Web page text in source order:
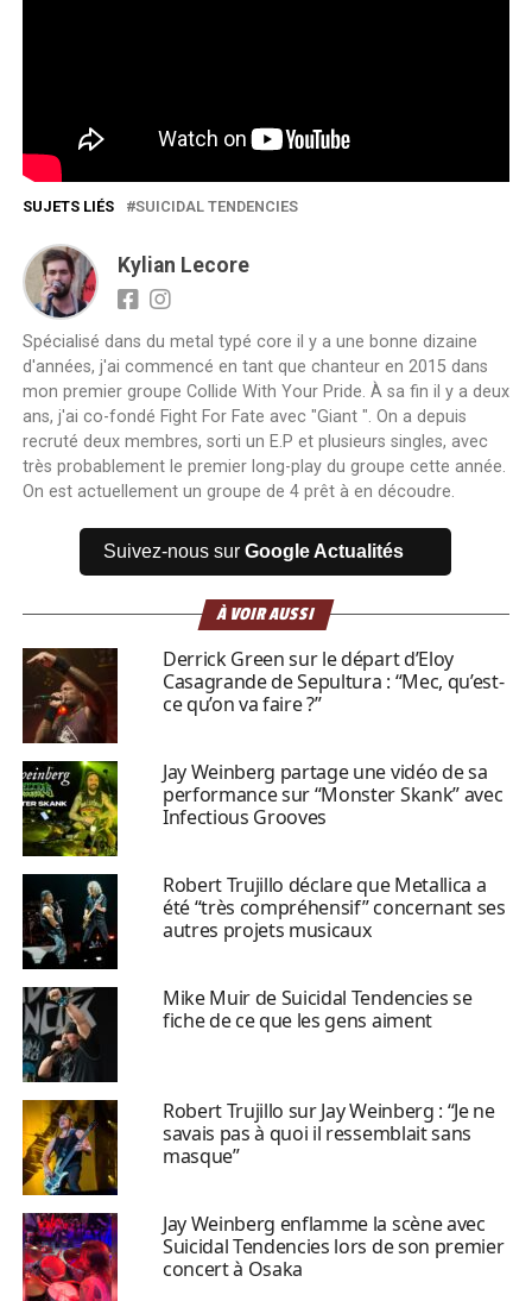
SUJETS LIÉS SUICIDAL TENDENCIES
Kylian Lecore
Spécialisé dans du metal typé core il y a une bonne dizaine
d'années, j'ai commencé en tant que chanteur en 2015 dans
mon premier groupe Collide With Your Pride. À sa fin il y a deux
ans, j'ai co-fondé Fight For Fate avec "Giant ". On a depuis
recruté deux membres, sorti un E.P et plusieurs singles, avec
très probablement le premier long-play du groupe cette année.
On est actuellement un groupe de 4 prêt à en découdre.
Suivez-nous surGoogle Actualités
À VOIR AUSSI
Derrick Green sur le départ d’Eloy
Casagrande de Sepultura : “Mec, qu’est-
ce qu’on va faire ?”
Jay Weinberg partage une vidéo de sa
performance sur “Monster Skank” avec
Infectious Grooves
Robert Trujillo déclare que Metallica a
été “très compréhensif” concernant ses
autres projets musicaux
Mike Muir de Suicidal Tendencies se
fiche de ce que les gens aiment
Robert Trujillo sur Jay Weinberg : “Je ne
savais pas à quoi il ressemblait sans
masque”
Jay Weinberg enflamme la scène avec
Suicidal Tendencies lors de son premier
concert à Osaka